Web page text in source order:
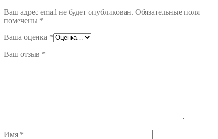
Ваш адрес email не будет опубликован. Обязательные поля
помечены *
Ваша оценка *
Ваш отзыв *
Имя *